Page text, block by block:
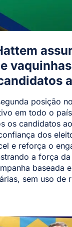
posição
em todo o
os candidatos
dos
e reforça o
a força
baseada
sem uso de